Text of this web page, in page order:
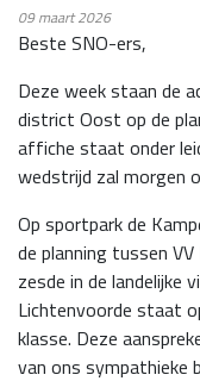
09maart 2026
Beste SNO-ers,
Deze week staan de
district Oost op de
affiche staat onder
wedstrijd zal morgen
Op sportpark de
de planning tussen
zesde in de landelijke
Lichtenvoorde staat
klasse. Deze
van ons sympathieke